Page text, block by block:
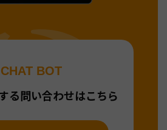
CHAT BOT
る問い合わせはこちら